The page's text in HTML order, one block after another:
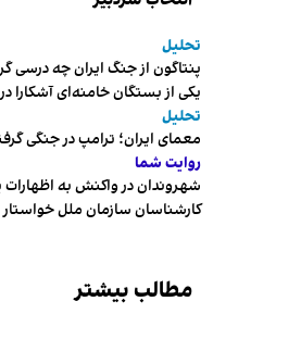
تحلیل
پنتاگون از جنگ ایران چه درسی
یکی از بستگان خامنه‌ای
تحلیل
معمای ایران؛ ترامپ در جنگی
روایت شما
شهروندان در واکنش به اظهارات
کارشناسان سازمان ملل
مطالب بیشتر